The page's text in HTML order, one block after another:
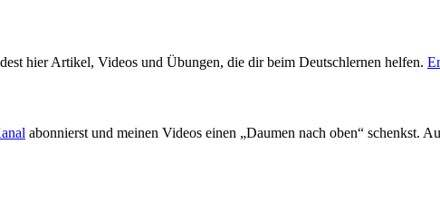
hier Artikel, Videos und Übungen, die dir beim Deutschlernen helfen.
abonnierst und meinen Videos einen „Daumen nach oben“ schenkst.